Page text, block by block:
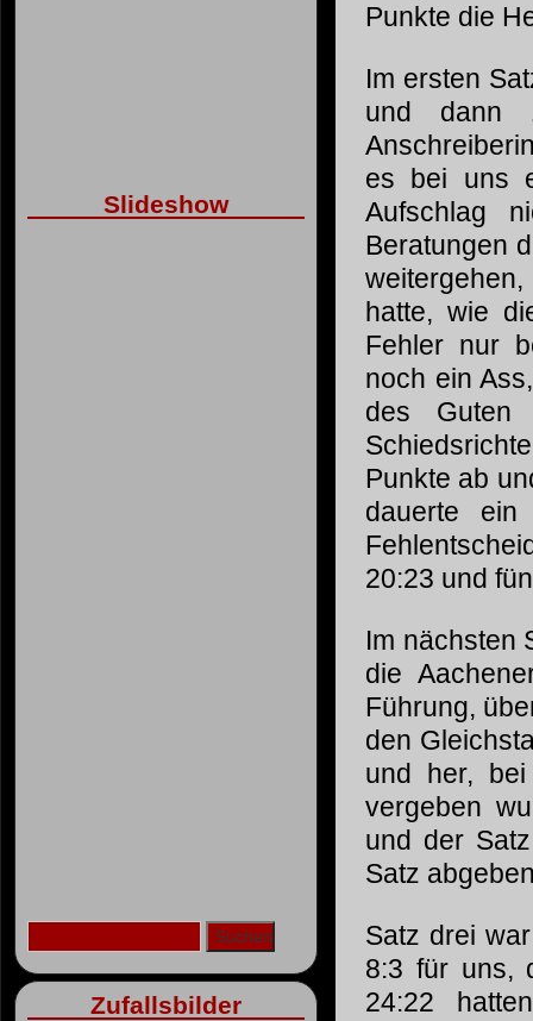
Punkte die
Im ersten
und dann
es bei uns
Aufschlag
Beratungen
hatte, wie
Fehler nur
noch ein
des Guten
Punkte ab
dauerte
20:23 und
Im nächsten
die
Führung,
den
und her,
vergeben
und der
Satz
Satz drei
8:3 für uns,
24:22
Slideshow
Zufallsbilder